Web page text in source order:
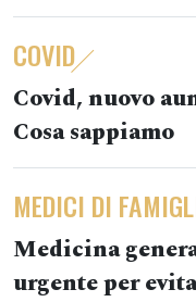
COVID
Covid, nuovo
Cosa sappiamo
MEDICI DI
Medicina
urgente per